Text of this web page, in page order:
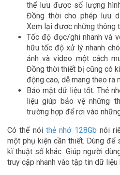
thể lưu được số lượng
Đồng thời cho phép lưu
Xem lại được những thông
Tốc độ đọc/ghi nhanh và
hữu tốc độ xử lý nhanh
ảnh và video một cách
Đồng thời thiết bị cũng có
động cao, dễ mang theo ra
Bảo mật dữ liệu tốt: Thẻ
liệu giúp bảo vệ những
trường hợp để rơi vào
Có thể nói thẻ nhớ 128Gb nói
một phụ kiện cần thiết. Dùng để
kĩ thuật số khác. Giúp người
truy cập nhanh vào tập tin dữ liệu